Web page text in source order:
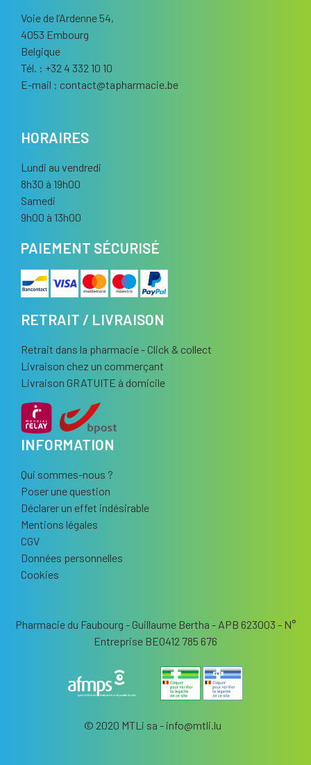
Voie de l’Ardenne 54,
4053 Embourg
Belgique
Tél. : +32 4 332 10 10
E-mail : contact@tapharmacie.be
HORAIRES
Lundi au vendredi
8h30 à 19h00
Samedi
9h00 à 13h00
PAIEMENT SÉCURISÉ
RETRAIT / LIVRAISON
Retrait dans la pharmacie - Click & collect
Livraison chez un commerçant
Livraison GRATUITE à domicile
INFORMATION
Qui sommes-nous ?
Poser une question
Déclarer un effet indésirable
Mentions légales
CGV
Données personnelles
Cookies
Pharmacie du Faubourg - Guillaume Bertha - APB 623003 - N°
Entreprise BE0412 785 676
© 2020 MTLi sa - info@mtli.lu